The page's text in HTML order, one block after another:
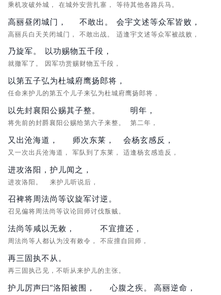
乘机攻破外城， 在城外安营扎寨， 等待其他各路兵马。
高丽昼闭城门，
高丽兵白天关闭城门，
不敢出。
不敢出战。
会宇文述等众军皆败，
适逢宇文述等众军被战败，
乃旋军。
就撤军了。
以功赐物五千段，
因军功赏赐财物五千段，
以第五子弘为杜城府鹰扬郎将，
任命来护儿的第五个儿子来弘为杜城府鹰扬郎将，
以先封襄阳公赐其子整。
将先前的封爵襄阳公赐给第六子来整。
明年，
第二年，
又出沧海道，
又一次出兵沧海道，
师次东莱，
军队到了东莱，
会杨玄感反，
适逢杨玄感造反，
进攻洛阳，
进攻洛阳。
护儿闻之，
来护儿听说后，
召裨将周法尚等议旋军讨逆。
召见偏将周法尚等议论回师讨伐叛贼。
法尚等咸以无敕，
周法尚等人都认为没有敕令，
不宜擅还，
不应擅自回师，
再三固执不从。
再三固执己见，不听从来护儿的主张。
护儿厉声曰“洛阳被围， 心腹之疾。 高丽逆命，